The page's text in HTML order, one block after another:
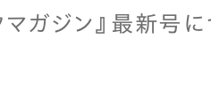
マガジン』最新号